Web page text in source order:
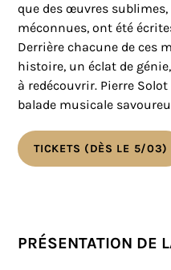
que des œuvres
méconnues, ont été
Derrière chacune de ces
histoire, un éclat de
à redécouvrir. Pierre Solot
balade musicale
TICKETS (DÈS LE 5/03)
PRÉSENTATION DE